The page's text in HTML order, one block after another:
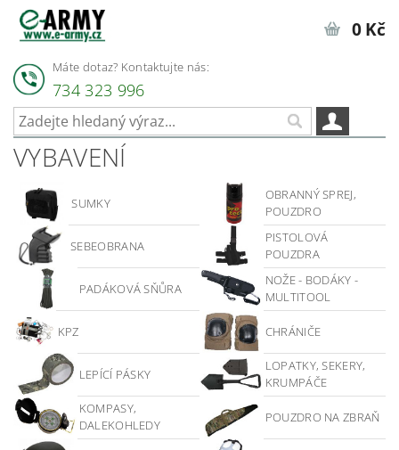
Máte dotaz? Kontaktujte nás:
734 323 996
0 Kč
VYBAVENÍ
SUMKY
OBRANNÝ SPREJ,
POUZDRO
SEBEOBRANA
PISTOLOVÁ
POUZDRA
PADÁKOVÁ SŇŮRA
NOŽE - BODÁKY -
MULTITOOL
KPZ CHRÁNIČE
LEPÍCÍ PÁSKY
LOPATKY, SEKERY,
KRUMPÁČE
KOMPASY,
DALEKOHLEDY
POUZDRO NA ZBRAŇ